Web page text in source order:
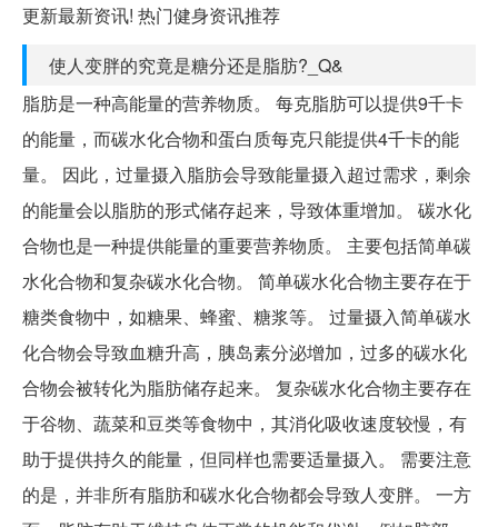
更新最新资讯! 热门健身资讯推荐
使人变胖的究竟是糖分还是脂肪?_Q&
脂肪是一种高能量的营养物质。 每克脂肪可以提供9千卡
的能量，而碳水化合物和蛋白质每克只能提供4千卡的能
量。 因此，过量摄入脂肪会导致能量摄入超过需求，剩余
的能量会以脂肪的形式储存起来，导致体重增加。 碳水化
合物也是一种提供能量的重要营养物质。 主要包括简单碳
水化合物和复杂碳水化合物。 简单碳水化合物主要存在于
糖类食物中，如糖果、蜂蜜、糖浆等。 过量摄入简单碳水
化合物会导致血糖升高，胰岛素分泌增加，过多的碳水化
合物会被转化为脂肪储存起来。 复杂碳水化合物主要存在
于谷物、蔬菜和豆类等食物中，其消化吸收速度较慢，有
助于提供持久的能量，但同样也需要适量摄入。 需要注意
的是，并非所有脂肪和碳水化合物都会导致人变胖。 一方